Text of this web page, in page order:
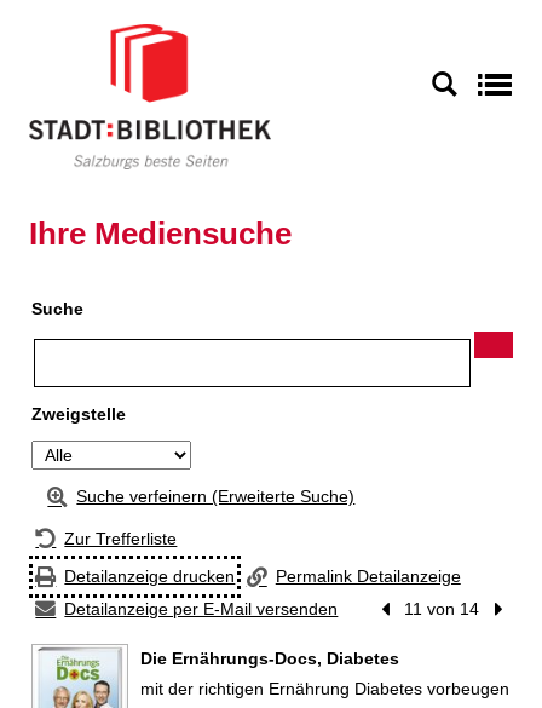
Ihre Mediensuche
Suche
Zweigstelle
Suche verfeinern (Erweiterte Suche)
Zur Trefferliste
Detailanzeige drucken
Permalink Detailanzeige
Detailanzeige per E-Mail versenden
Vorheriger Treffer
11 von 14
Die Ernährungs-Docs, Diabetes
mit der richtigen Ernährung Diabetes vorbeugen